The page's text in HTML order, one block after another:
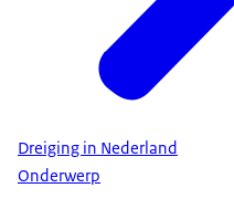
Dreiging in Nederland
Onderwerp